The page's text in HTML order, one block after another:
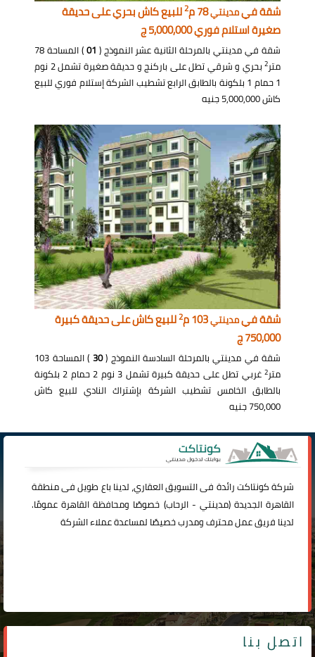
شقة فيمدينتي78 م 2للبيع كاش بحري على حديقة
صغيرة استلام فوري 5,000,000 ج
شقة في مدينتي بالمرحلة الثانية عشر النموذج ( 01
) المساحة 78
متر2
بحري و شرقي تطل على باركنج و حديقة صغيرة تشمل 2 نوم
1 حمام 1 بلكونة بالطابق الرابع تشطيب الشركة إستلام فوري للبيع
كاش 5,000,000 جنيه
شقة فيمدينتي 2للبيع كاش على حديقة كبيرة
750,000 ج
شقة في مدينتي بالمرحلة السادسة النموذج (30
) المساحة 103
متر2
غربي تطل على حديقة كبيرة تشمل 3 نوم 2 حمام 2 بلكونة
بالطابق الخامس تشطيب الشركة بإشتراك النادي للبيع كاش
750,000 جنيه
شركةكونتاكترائدة فى التسويق العقاري، لدينا باع طويل فى منطقة
القاهرة الجديدة (مدينتي -الرحاب) خصوصًا ومحافظة القاهرة عمومًا.
لدينا فريق عمل محترف ومدرب خصيصًا لمساعدة عملاء الشركة
اتصل بنا